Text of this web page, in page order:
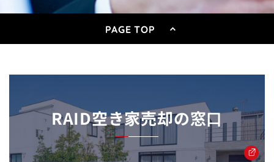
PAGE TOP
RAID空き家売却の窓⼝